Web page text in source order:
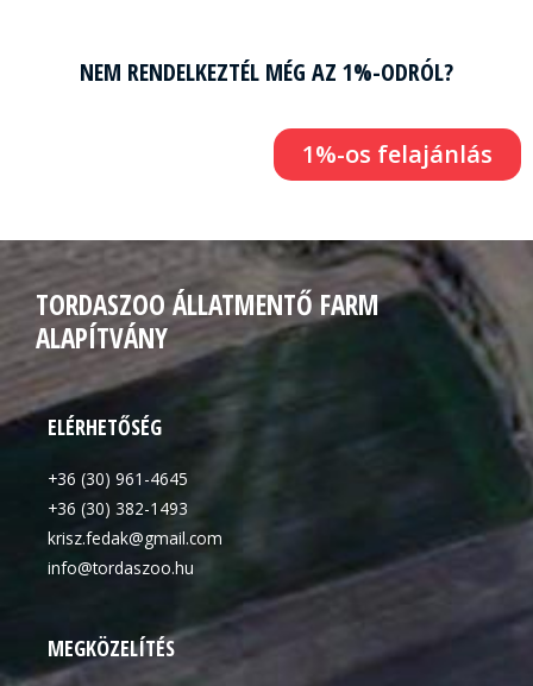
NEM RENDELKEZTÉL MÉG AZ 1%-ODRÓL?
1%-os felajánlás
TORDASZOO ÁLLATMENTŐ FARM
ALAPÍTVÁNY
ELÉRHETŐSÉG
+36 (30) 961-4645
+36 (30) 382-1493
krisz.fedak@gmail.com
info@tordaszoo.hu
MEGKÖZELÍTÉS